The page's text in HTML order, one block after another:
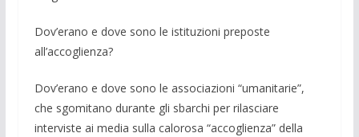
Dov’erano e dove sono le istituzioni preposte
all’accoglienza?
Dov’erano e dove sono le associazioni “umanitarie”,
che sgomitano durante gli sbarchi per rilasciare
interviste ai media sulla calorosa “accoglienza” della